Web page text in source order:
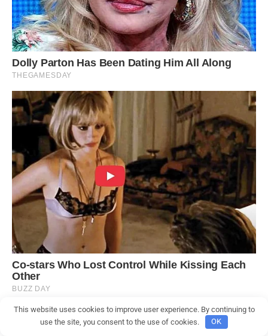
This website uses cookies to improve user experience. By continuing to
use the site, you consent to the use of cookies.
OK